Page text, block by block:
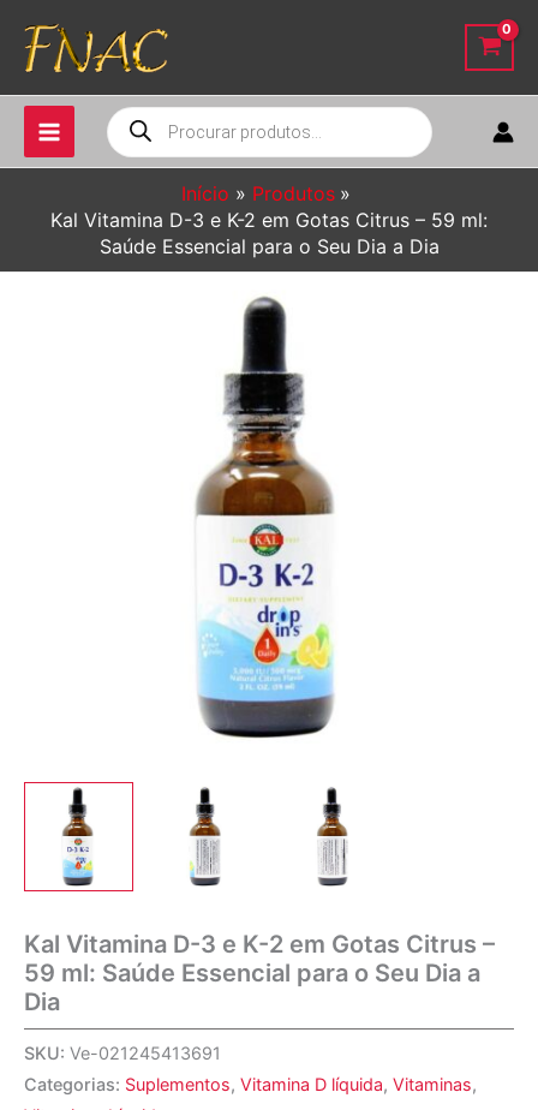
para
conteúdo
Pesquisar
produtos
Início
Produtos
Kal Vitamina D-3 e K-2 em Gotas Citrus – 59 ml:
Saúde Essencial para o Seu Dia a Dia
Kal Vitamina D-3 e K-2 em Gotas Citrus –
59 ml: Saúde Essencial para o Seu Dia a
Dia
SKU: Ve-021245413691
Categorias: Suplementos, Vitamina D líquida, Vitaminas,